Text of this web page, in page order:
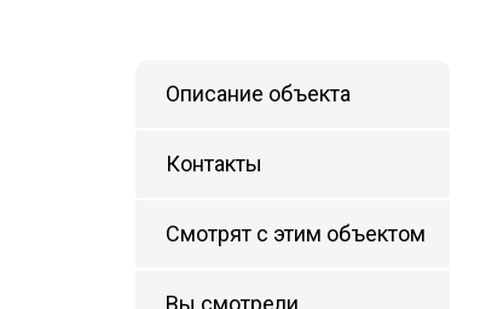
Описание объекта
Контакты
Смотрят с этим объектом
Вы смотрели